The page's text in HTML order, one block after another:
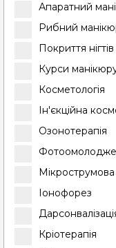
Апаратний
Рибний
Покриття
Курси
Косметологія
Ін'єкційна
Озонотерапія
Мікрострумова
Іонофорез
Кріотерапія